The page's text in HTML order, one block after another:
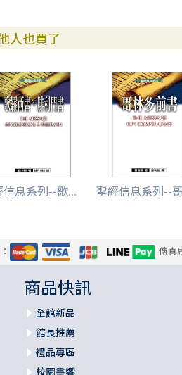
人也買了
信息系列--歌... 聖經信息系列--
傳真
商品快訊
全館新品
館長推薦
禮品專區
校園書饗